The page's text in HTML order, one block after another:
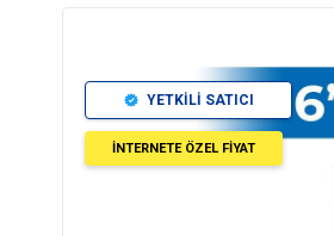
YETKİLİ SATICI
İNTERNETE ÖZEL FİYAT